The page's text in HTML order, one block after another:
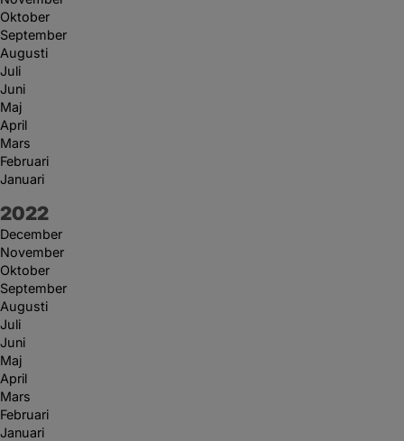
Oktober
September
Augusti
Juli
Juni
Maj
April
Mars
Februari
Januari
År:
2022
December
November
Oktober
September
Augusti
Juli
Juni
Maj
April
Mars
Februari
Januari